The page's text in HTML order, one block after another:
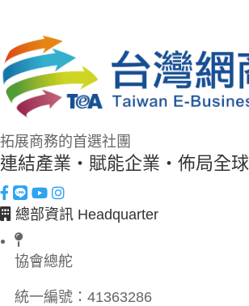
拓展商務的首選社團
連結產業・賦能企業・佈局全球
總部資訊 Headquarter
協會總舵
統一編號： 41363286